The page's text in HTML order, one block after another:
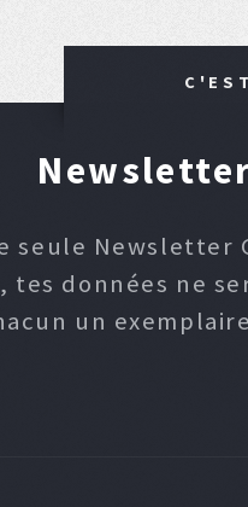
seule
données ne
un